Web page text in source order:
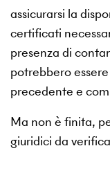
assicurarsi la
certificati
presenza di
potrebbero
precedente e
Ma non è finita,
giuridici da